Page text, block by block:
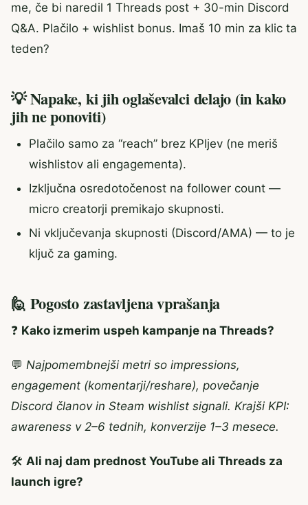
me, če bi naredil 1 Threads post + 30-min Discord
Q&A. Plačilo + wishlist bonus. Imaš 10 min za klic ta
teden?
💡 Napake, ki jih oglaševalci delajo (in kako
jih ne ponoviti)
Plačilo samo za “reach” brez KPIjev (ne meriš
wishlistov ali engagementa).
Izključna osredotočenost na follower count —
micro creatorji premikajo skupnosti.
Ni vključevanja skupnosti (Discord/AMA) — to je
ključ za gaming.
🙋 Pogosto zastavljena vprašanja
❓ Kako izmerim uspeh kampanje na Threads?
💬 Najpomembnejši metri so impressions,
engagement (komentarji/reshare), povečanje
Discord članov in Steam wishlist signali. Krajši KPI:
awareness v 2–6 tednih, konverzije 1–3 mesece.
🛠️ Ali naj dam prednost YouTube ali Threads za
launch igre?